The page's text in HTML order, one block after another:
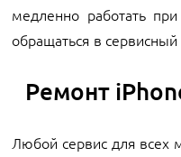
медленно работать
обращаться в
Ремонт
Любой сервис для всех